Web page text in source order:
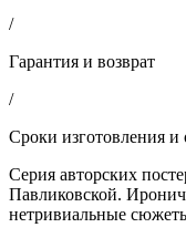
/
Гарантия и возврат
/
Сроки изготовления и
Серия авторских
Павликовской.
нетривиальные